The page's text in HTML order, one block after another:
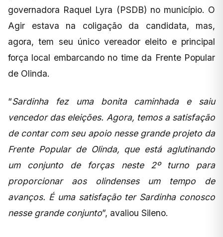
governadora Raquel Lyra (PSDB) no município. O
Agir estava na coligação da candidata, mas,
agora, tem seu único vereador eleito e principal
força local embarcando no time da Frente Popular
de Olinda.
“Sardinha fez uma bonita caminhada e saiu
vencedor das eleições. Agora, temos a satisfação
de contar com seu apoio nesse grande projeto da
Frente Popular de Olinda, que está aglutinando
um conjunto de forças neste 2º turno para
proporcionar aos olindenses um tempo de
avanços. É uma satisfação ter Sardinha conosco
nesse grande conjunto”, avaliou Sileno.